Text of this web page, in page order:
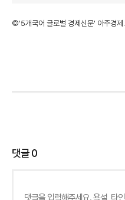
©'5개국어 글로벌 경제신문' 아주경제.
댓글0